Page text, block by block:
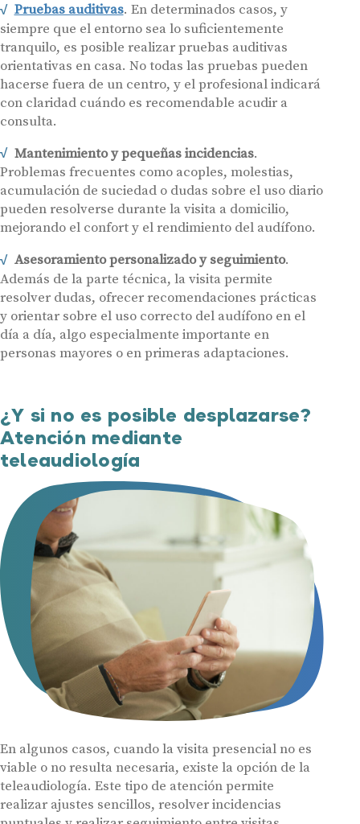
Pruebas auditivas. En determinados casos, y
siempre que el entorno sea lo suficientemente
tranquilo, es posible realizar pruebas auditivas
orientativas en casa. No todas las pruebas pueden
hacerse fuera de un centro, y el profesional indicará
con claridad cuándo es recomendable acudir a
consulta.
Mantenimiento y pequeñas incidencias.
Problemas frecuentes como acoples, molestias,
acumulación de suciedad o dudas sobre el uso diario
pueden resolverse durante la visita a domicilio,
mejorando el confort y el rendimiento del audífono.
Asesoramiento personalizado y seguimiento.
Además de la parte técnica, la visita permite
resolver dudas, ofrecer recomendaciones prácticas
y orientar sobre el uso correcto del audífono en el
día a día, algo especialmente importante en
personas mayores o en primeras adaptaciones.
¿Y si no es posible desplazarse?
Atención mediante
teleaudiología
En algunos casos, cuando la visita presencial no es
viable o no resulta necesaria, existe la opción de la
teleaudiología. Este tipo de atención permite
realizar ajustes sencillos, resolver incidencias
Audífonos
Gafas auditivas
Centros Auditivos
Servicios
Contacto
Hasta un 60% de descuento en tus
audífonos
Nombre E-mail
Teléfono
Acepto recibir comunicaciones comerciales por parte de Miaudífono
y sus colaboradores según se detalla en nuestrasCondiciones de uso
Acepto la cesión de estos datos a empresas colaboradoras de
Miaudífono para poder ofrecer los servicios solicitados, según se
detalla en nuestras Condiciones de uso.
Al hacer click en «Contáctanos» declaras haber leído y aceptado nuestra
Política de Privacidad.
Contáctanos